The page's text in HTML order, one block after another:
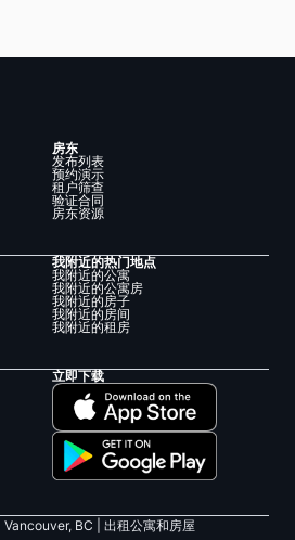
房东
发布列表
预约演示
租户筛查
验证合同
房东资源
我附近的热门地点
我附近的公寓
我附近的公寓房
我附近的房子
我附近的房间
我附近的租房
立即下载
| Vancouver, BC |
出租公寓和房屋